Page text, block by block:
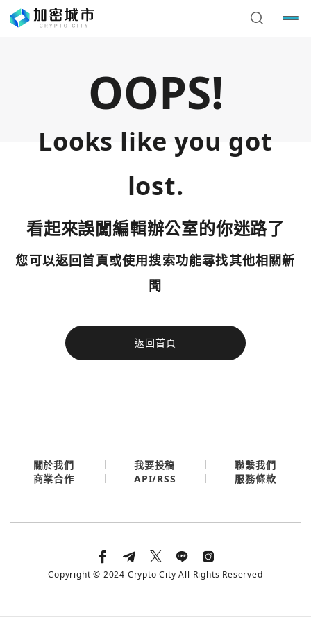
OOPS!
Looks like you got
lost.
看起來誤闖編輯辦公室的你迷路了
您可以返回首頁或使用搜索功能尋找其他相關新
聞
返回首頁
今日熱門
使用以下帳號繼續
您已閒置5分鐘，請點擊關閉按鈕或空白處，即可回到加密
今日熱門
關於我們 我要投稿
聯繫我們
商業合作
API/RSS 服務條款
Copyright © 2024 Crypto City All Rights Reserved